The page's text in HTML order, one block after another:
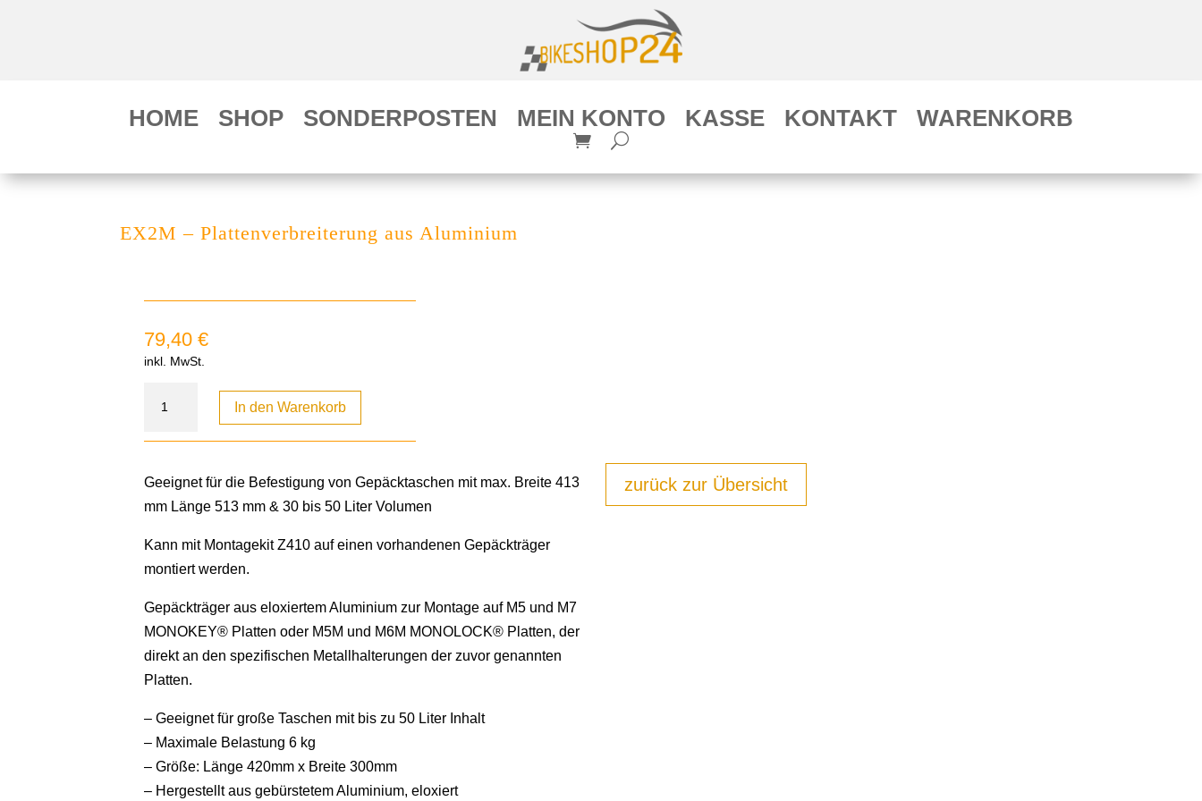
HOME SHOP SONDERPOSTEN MEIN KONTO KASSE KONTAKT WARENKORB
EX2M – Plattenverbreiterung aus Aluminium
79,40€
inkl. MwSt.
In den Warenkorb
Geeignet für die Befestigung von Gepäcktaschen mit max. Breite 413
mm Länge 513 mm & 30 bis 50 Liter Volumen
Kann mit Montagekit Z410 auf einen vorhandenen Gepäckträger
montiert werden.
Gepäckträger aus eloxiertem Aluminium zur Montage auf M5 und M7
MONOKEY® Platten oder M5M und M6M MONOLOCK® Platten, der
direkt an den spezifischen Metallhalterungen der zuvor genannten
Platten.
– Geeignet für große Taschen mit bis zu 50 Liter Inhalt
– Maximale Belastung 6 kg
– Größe: Länge 420mm x Breite 300mm
– Hergestellt aus gebürstetem Aluminium, eloxiert
zurück zur Übersicht